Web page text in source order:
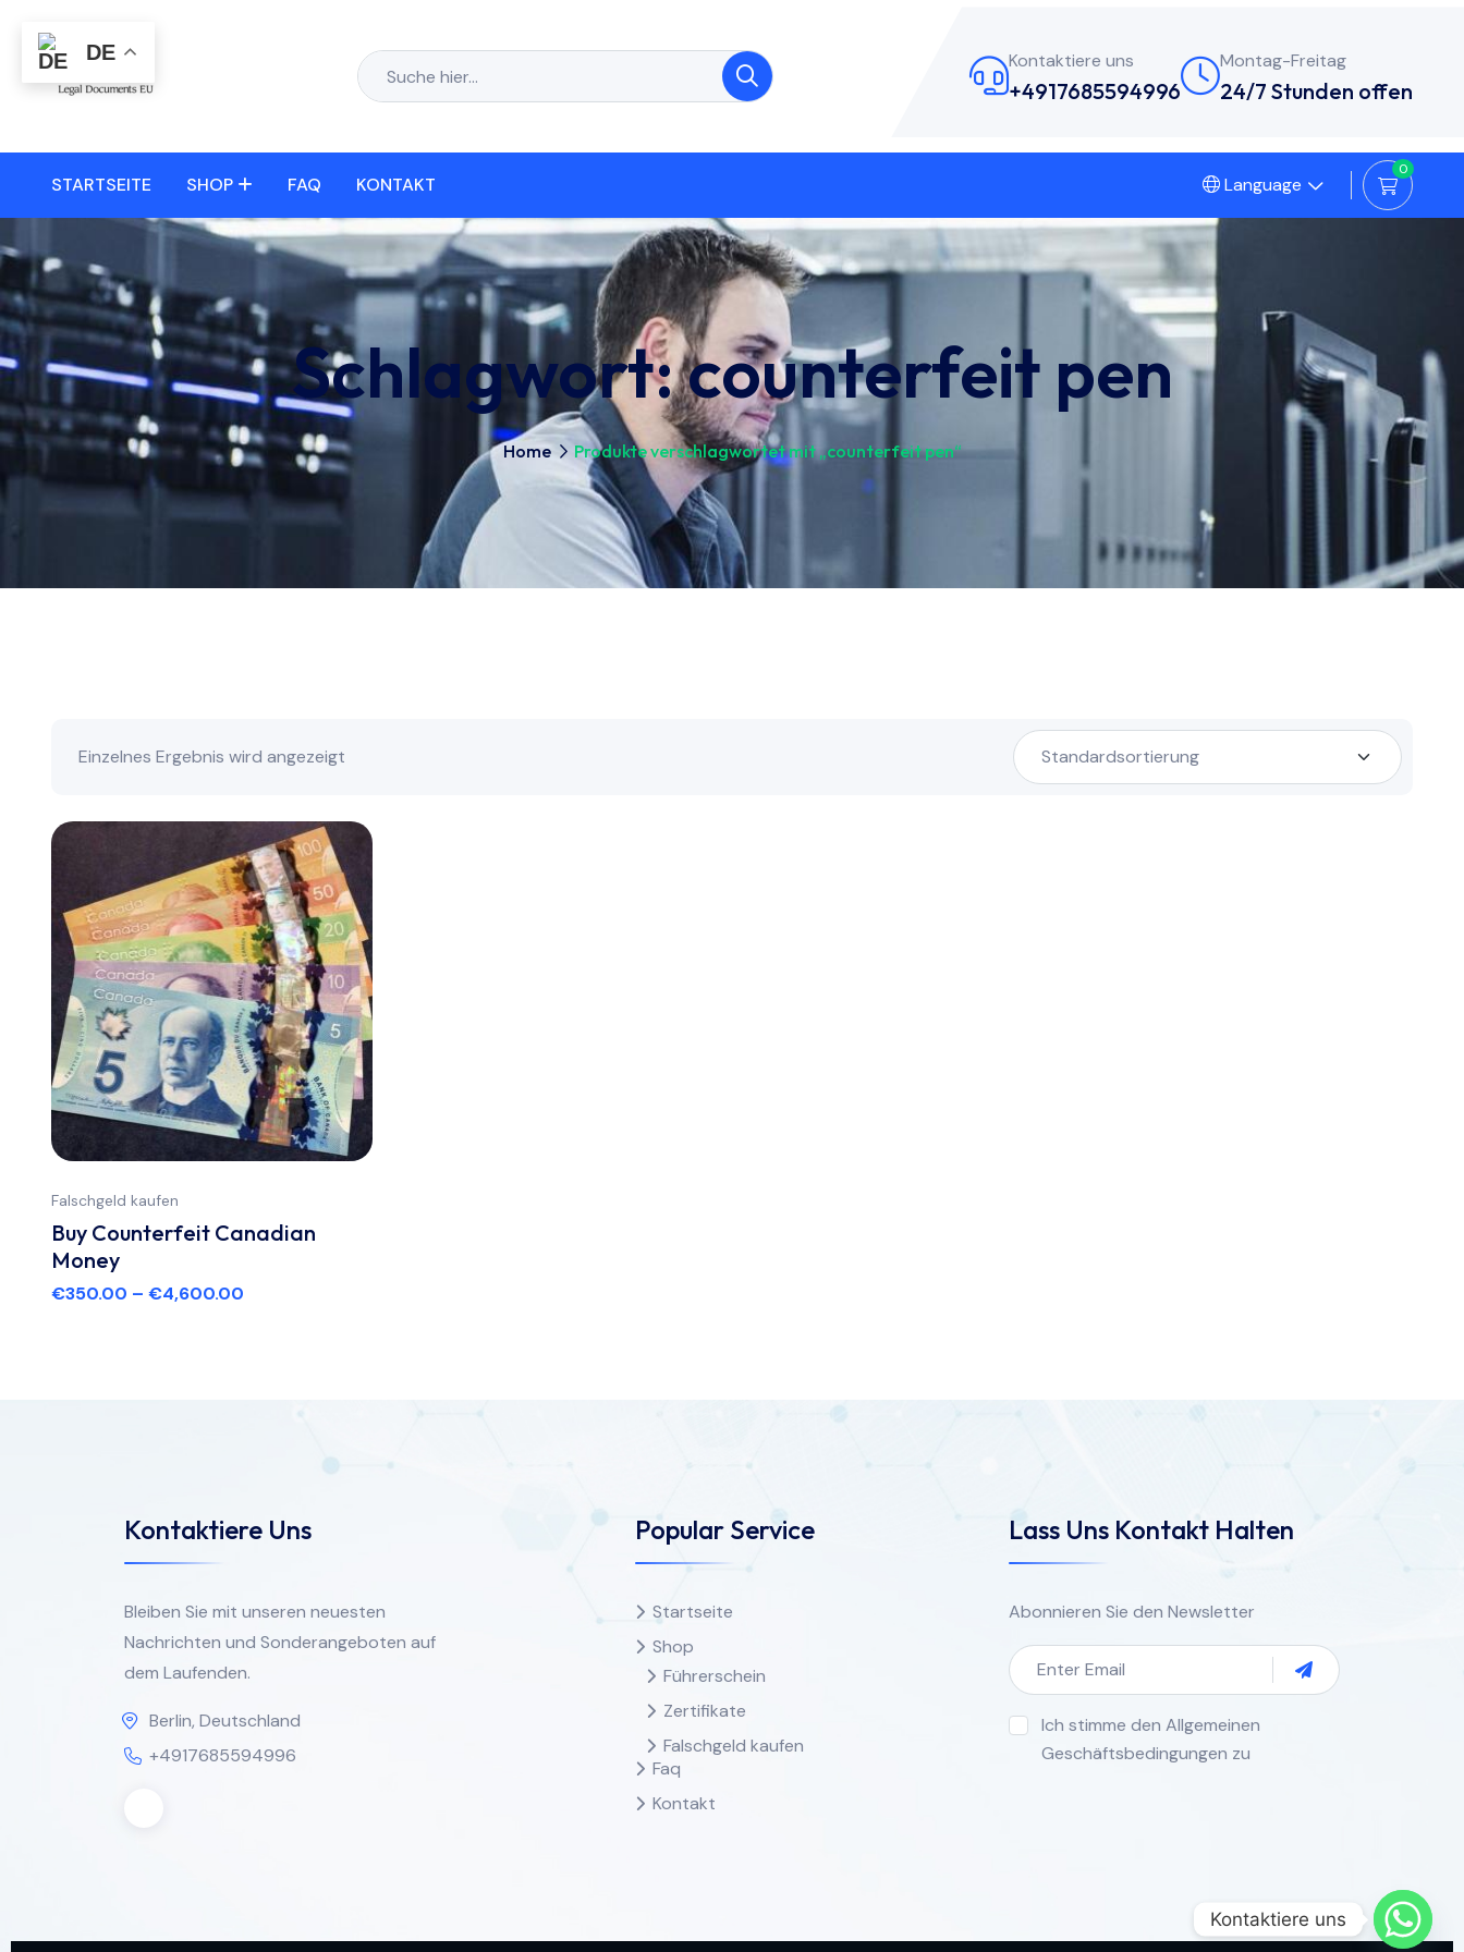
Kontaktiere uns
+4917685594996
Montag-Freitag
24/7 Stunden offen
STARTSEITE SHOP FAQ KONTAKT Language
0
Schlagwort:counterfeit pen
Home Produkte verschlagwortet mit „counterfeit pen“
Einzelnes Ergebnis wird angezeigt
Falschgeld kaufen
Buy Counterfeit Canadian
Money
€350.00 – €4,600.00
Kontaktiere Uns
Bleiben Sie mit unseren neuesten
Nachrichten und Sonderangeboten auf
dem Laufenden.
Berlin, Deutschland
+4917685594996
Popular Service
Startseite
Shop
Führerschein
Zertifikate
Falschgeld kaufen
Faq
Kontakt
Lass Uns Kontakt Halten
Abonnieren Sie den Newsletter
Ich stimme den Allgemeinen
Geschäftsbedingungen zu
DE
Kontaktiere uns